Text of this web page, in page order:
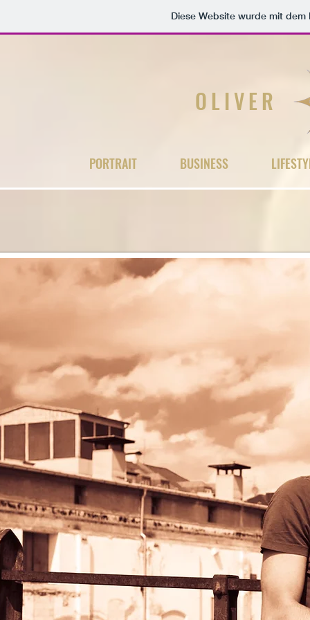
Diese Website wurde mit
OLIVER
PORTRAIT BUSINESS